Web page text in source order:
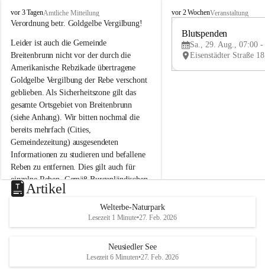
B
r
i
t
e
n
b
r
u
n
n
a
m
N
e
u
s
d
vor 3 TagenAmtliche Mitteilung
Verordnung betr. Goldgelbe Vergilbung!
Leider ist auch die Gemeinde
Breitenbrunn nicht vor der durch die
Amerikanische Rebzikade übertragene
Goldgelbe Vergilbung der Rebe verschont
geblieben. Als Sicherheitszone gilt das
gesamte Ortsgebiet von Breitenbrunn
(siehe Anhang). Wir bitten nochmal die
bereits mehrfach (Cities,
Gemeindezeitung) ausgesendeten
Informationen zu studieren und befallene
Reben zu entfernen. Dies gilt auch für
einzelne Reben. Gemäß Burgenländischen
Weinbaugesetz sind nicht gepflegte oder
unzulässige Weingärten zu roden! Bitte
helfen wir zusammen um unsere Winzer
vor den prognostizierten Ernteausfällen
und den daraus folgenden wirtschaftlichen
B
e
u
e
d
r
vor 2 WochenVeranstaltung
Blutspenden
Sa., 29. Aug., 07:00 -
Artikel
Welterbe-Naturpark
Lesezeit 1 Minute•27. Feb. 2026
Neusiedler See
Lesezeit 6 Minuten•27. Feb. 2026